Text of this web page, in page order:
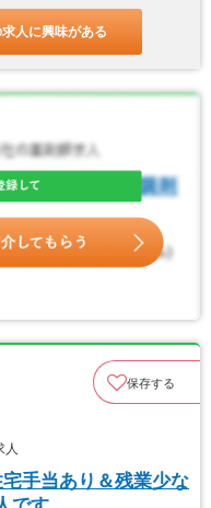
求人に興味がある
保存する
人
手当あり＆残業少な